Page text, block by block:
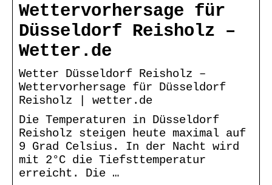
Wettervorhersage für
Düsseldorf Reisholz –
Wetter.de
Wetter Düsseldorf Reisholz –
Wettervorhersage für Düsseldorf
Reisholz | wetter.de
Die Temperaturen in Düsseldorf
Reisholz steigen heute maximal auf
9 Grad Celsius. In der Nacht wird
mit 2°C die Tiefsttemperatur
erreicht. Die …